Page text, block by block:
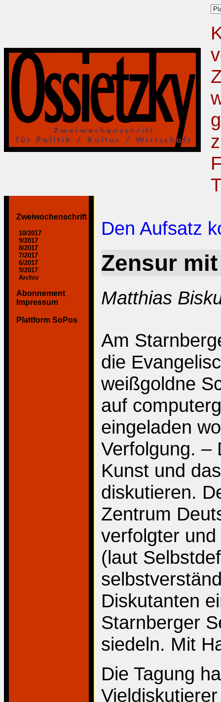
Zweiwochenschrift
10/2017
9/2017
8/2017
7/2017
6/2017
5/2017
Archiv
Abonnement
Impressum
Plattform SoPos
Den Aufsatz
Zensur
Matthias
Am
die
weißgoldne
auf
eingeladen
Verfolgung. –
Kunst und
diskutieren.
Zentrum
verfolgter
(laut
Diskutanten
Starnberger
siedeln. Mit
Die Tagung